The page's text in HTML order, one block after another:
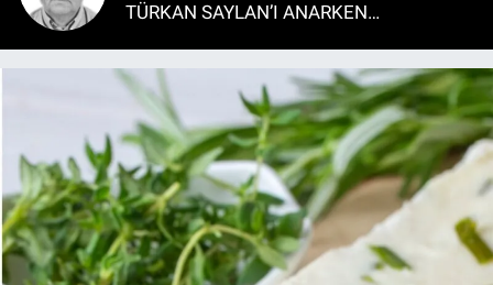
TÜRKAN SAYLAN’I ANARKEN…